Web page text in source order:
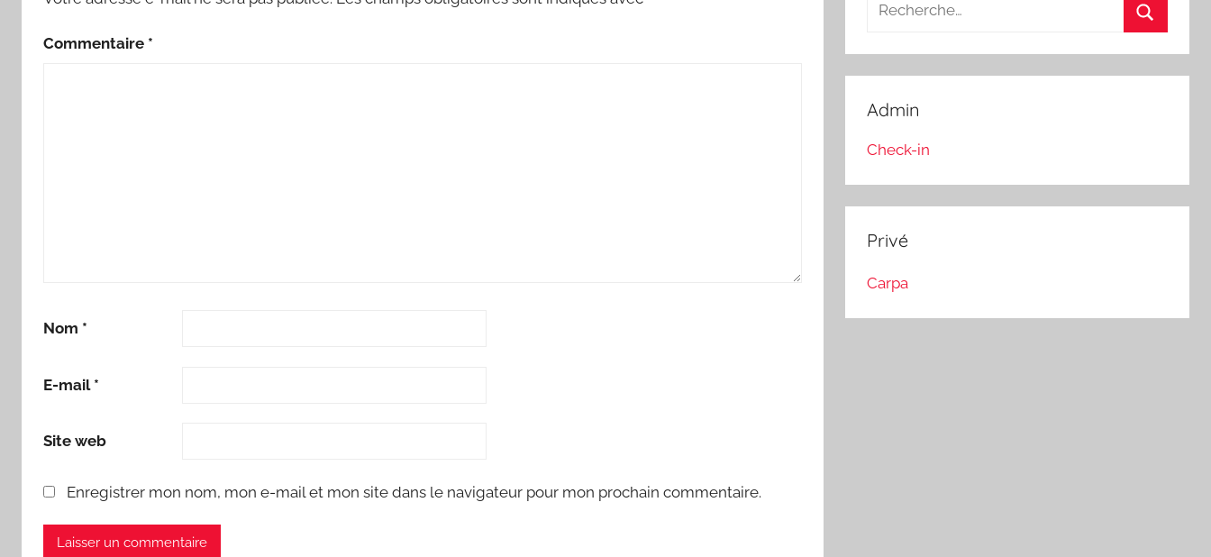
Commentaire *
Nom *
E-mail *
Site web
Enregistrer mon nom, mon e-mail et mon site dans le navigateur pour mon prochain commentaire.
:
Admin
Check-in
Privé
Carpa